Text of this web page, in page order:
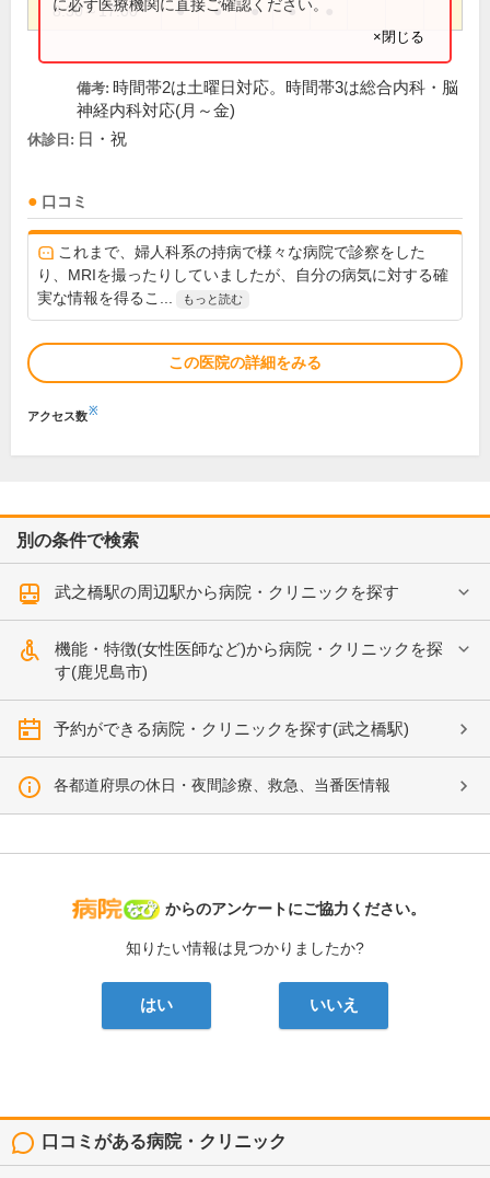
8:30～17:00 ● ● ● ●
に必ず医療機関に直接ご確認ください。
×閉じる
備考: 時間帯2は土曜日対応。時間帯3は総合内科・脳
神経内科対応(月～金)
休診日: 日・祝
口コミ
これまで、婦人科系の持病で様々な病院で診察をした
り、MRIを撮ったりしていましたが、自分の病気に対する確
実な情報を得るこ...
もっと読む
この医院の詳細をみる
アクセス数※
別の条件で検索
武之橋駅の周辺駅から病院・クリニックを探す
機能・特徴(女性医師など)から病院・クリニックを探
す(鹿児島市)
予約ができる病院・クリニックを探す(武之橋駅)
各都道府県の休日・夜間診療、救急、当番医情報
病院なび
からのアンケートにご協力ください。
知りたい情報は見つかりましたか?
はい いいえ
口コミがある病院・クリニック